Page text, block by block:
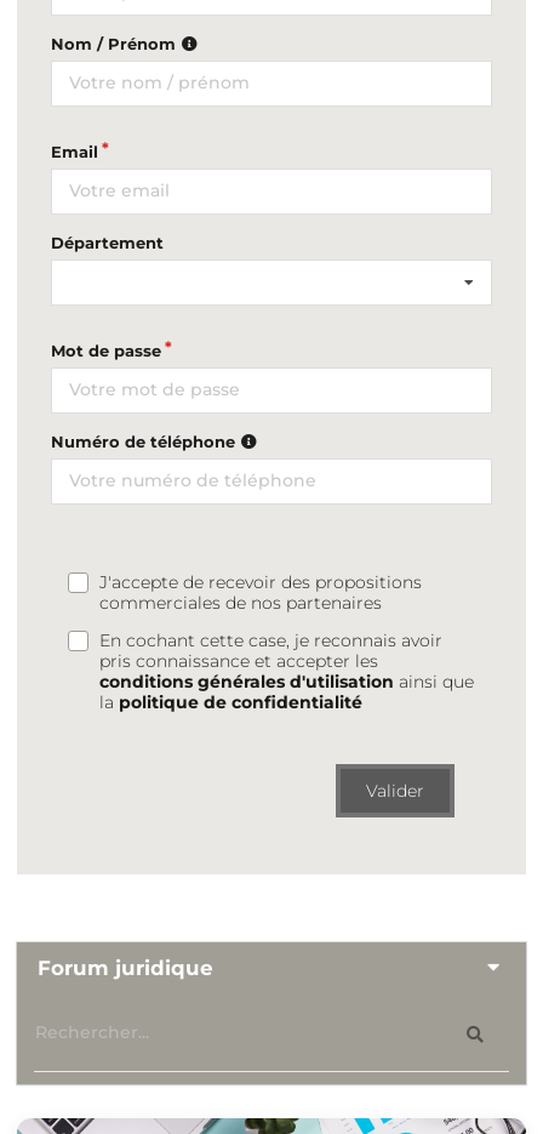
Nom / Prénom
Email
Département
Mot de passe
Numéro de téléphone
J'accepte de recevoir des propositions
commerciales de nos partenaires
En cochant cette case, je reconnais avoir
pris connaissance et accepter les
conditions générales d'utilisation ainsi que
la politique de confidentialité
Valider
Forum juridique